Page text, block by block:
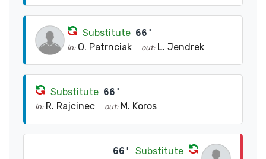
Substitute 66'
in: O. Patrnciak out: L. Jendrek
Substitute 66'
in: R. Rajcinec out: M. Koros
66' Substitute